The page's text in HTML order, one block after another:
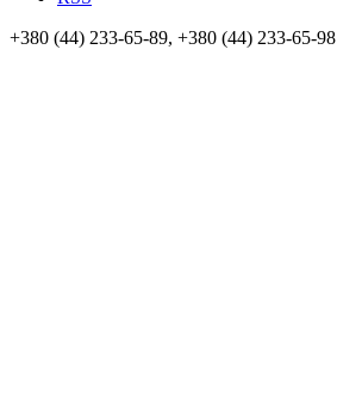
+380 (44) 233-65-89, +380 (44) 233-65-98